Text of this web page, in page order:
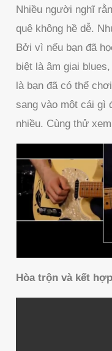
Nhiều người nghĩ
quê không hề dễ.
Bởi vì nếu bạn đã
biệt là âm giai
là bạn đã có thể
sang vào một cái gì
nhiều. Cùng thử
Hòa trộn và kết